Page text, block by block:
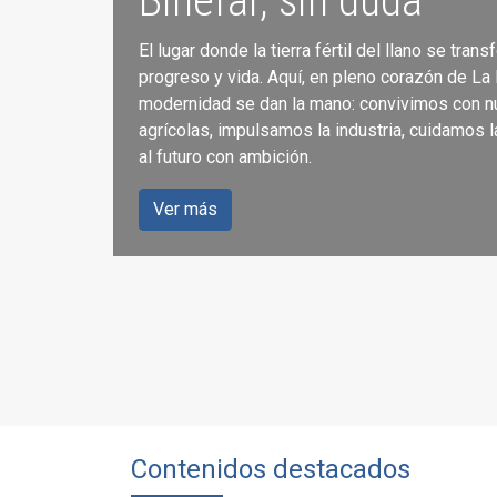
El lugar donde la tierra fértil del llano se
progreso y vida. Aquí, en pleno corazón de La
modernidad se dan la mano: convivimos con
agrícolas, impulsamos la industria, cuidamos
al futuro con ambición.
Ver más
Servicios para la
Accede a los servicios que se ofrecen a
del Ayuntamiento de Binéfar.
Ver más
Contenidos destacados